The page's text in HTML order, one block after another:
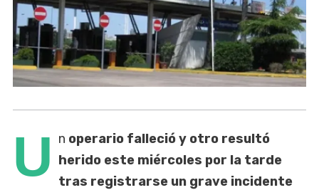
U n operario falleció y otro resultó
herido este miércoles por la tarde
tras registrarse un grave incidente